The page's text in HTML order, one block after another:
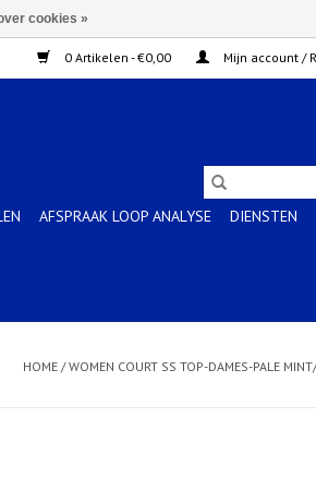
0 Artikelen - €0,00 Mijn account /
AFSPRAAK LOOP ANALYSE DIENSTEN
HOME /WOMEN COURT SS TOP-DAMES-PALE
cookies »